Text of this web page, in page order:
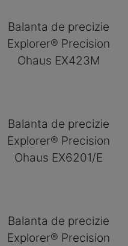
Balanta de precizie
Explorer® Precision
Ohaus EX423M
Balanta de precizie
Explorer® Precision
Ohaus EX6201/E
Balanta de precizie
Explorer® Precision